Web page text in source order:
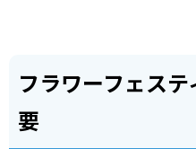
フラワーフェス
要